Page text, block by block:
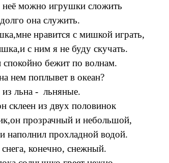
неё можно игрушки сложить
она служить.
нравится с мишкой играть,
с ним я не буду скучать.
бежит по волнам.
нем поплывет в океан?
льна - льняные.
из двух половинок
прозрачный и небольшой,
прохладной водой.
конечно, снежный.